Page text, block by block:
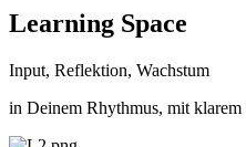
Learning Space
Input, Reflektion, Wachstum
in Deinem Rhythmus, mit klarem